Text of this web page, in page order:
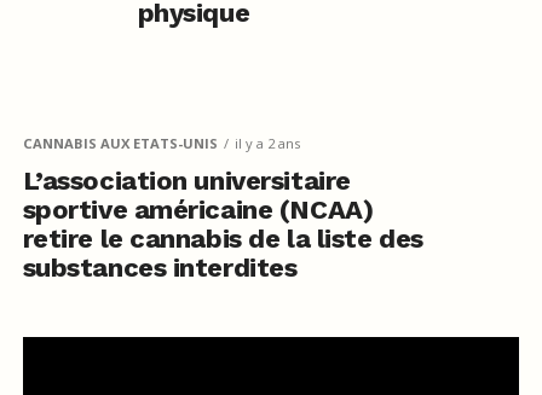
physique
CANNABIS AUX ETATS-UNIS il y a 2 ans
L’association universitaire
sportive américaine (NCAA)
retire le cannabis de la liste des
substances interdites